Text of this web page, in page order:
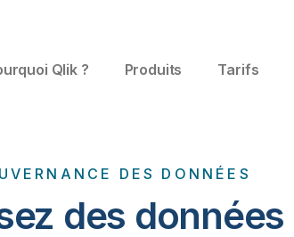
Qlik ? Produits Tarifs
DES DONNÉES
des données